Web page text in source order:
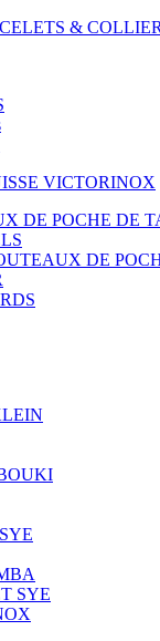
&
VICTORINOX
DE POCHE DE
DE
SYE